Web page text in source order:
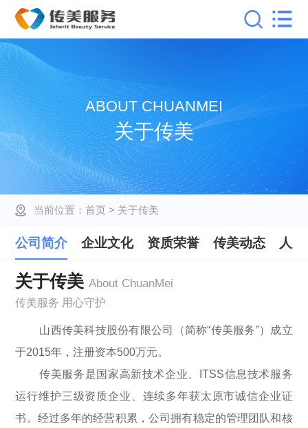
ABOUT CHUANMEI
关于传美
当前位置：首页 > 关于传美
公司简介 企业文化 资质荣誉 传美动态 人
关于传美 About ChuanMei
传美服务 用心守护
山西传美科技股份有限公司（简称“传美服务”）成立
于2015年，注册资本500万元。
传美服务是国家高新技术企业、ITSS信息技术服务
运行维护三级资质企业、连续多年获太原市诚信企业证
书。经过多年的经营积累，公司拥有稳定的管理团队和核